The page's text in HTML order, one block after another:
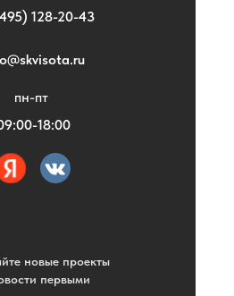
новые проекты
первыми
128-20-43
пн-пт
18:00